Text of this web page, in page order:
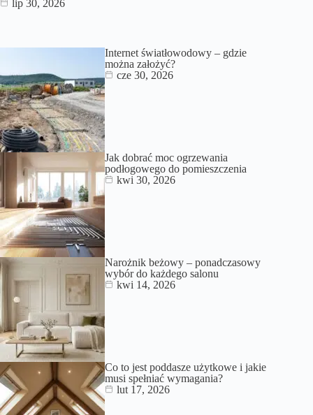
lip 30, 2026
Internet światłowodowy – gdzie
można założyć?
cze 30, 2026
Jak dobrać moc ogrzewania
podłogowego do pomieszczenia
kwi 30, 2026
Narożnik beżowy – ponadczasowy
wybór do każdego salonu
kwi 14, 2026
Co to jest poddasze użytkowe i jakie
musi spełniać wymagania?
lut 17, 2026